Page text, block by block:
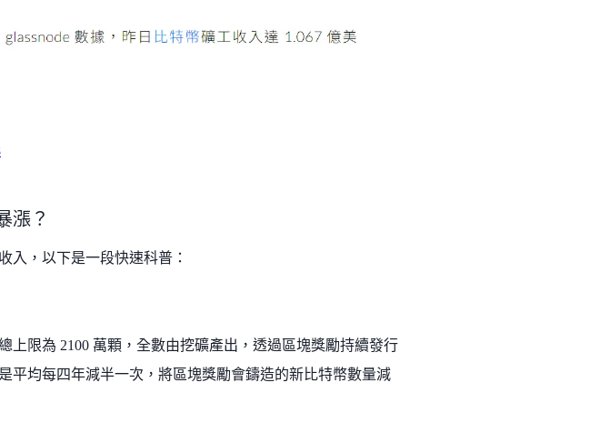
漲？
入，以下是一段快速科普：
上限為 2100 萬顆，全數由挖礦產出，透過區塊獎勵持續發行
平均每四年減半一次，將區塊獎勵會鑄造的新比特幣數量減